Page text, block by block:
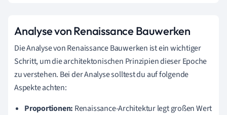
Analyse von Renaissance Bauwerken
Die Analyse von Renaissance Bauwerken ist ein wichtiger
Schritt, um die architektonischen Prinzipien dieser Epoche
zu verstehen. Bei der Analyse solltest du auf folgende
Aspekte achten:
Proportionen: Renaissance-Architektur legt großen Wert